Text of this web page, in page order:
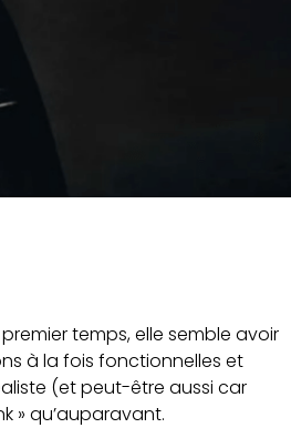
temps, elle semble avoir
à la fois fonctionnelles et
(et peut-être aussi car
» qu’auparavant.